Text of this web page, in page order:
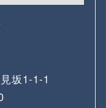
坂1-1-1